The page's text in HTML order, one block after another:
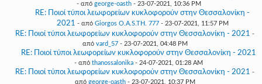
- από george-oasth- 23-07-2021, 10:36 PM
RE: Ποιοί τύποι λεωφορείων κυκλοφορούν στην Θεσσαλονίκη -
2021 - από Giorgos O.A.S.TH. 777- 23-07-2021, 11:57 PM
RE: Ποιοί τύποι λεωφορείων κυκλοφορούν στην Θεσσαλονίκη - 2021 -
από vard_57- 23-07-2021, 04:48 PM
RE: Ποιοί τύποι λεωφορείων κυκλοφορούν στην Θεσσαλονίκη - 2021
- από thanossalonika - 24-07-2021, 01:28 AM
RE: Ποιοί τύποι λεωφορείων κυκλοφορούν στην Θεσσαλονίκη - 2021 -
από george-oasth- 23-07-2021, 10:37 PM